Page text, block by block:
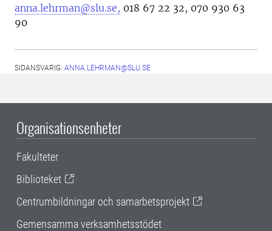
anna.lehrman@slu.se, 018 67 22 32, 070 930 63
90
SIDANSVARIG: ANNA.LEHRMAN@SLU.SE
Organisationsenheter
Fakulteter
Biblioteket
Centrumbildningar och samarbetsprojekt
Gemensamma verksamhetsstödet